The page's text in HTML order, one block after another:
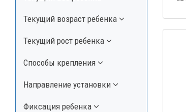
Текущий возраст ребенка
Текущий рост ребенка
Способы крепления
Направление установки
Фиксация ребенка